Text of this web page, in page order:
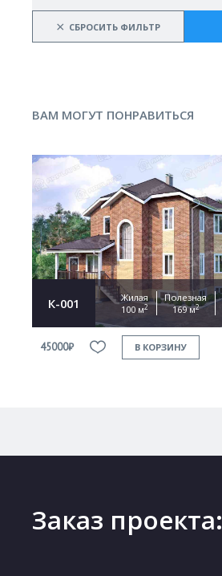
× СБРОСИТЬ ФИЛЬТР
ВАМ МОГУТ ПОНРАВИТЬСЯ
К-001
Жилая
100 м2
Полезная
169 м2
45000₽ В КОРЗИНУ
Заказ проекта: